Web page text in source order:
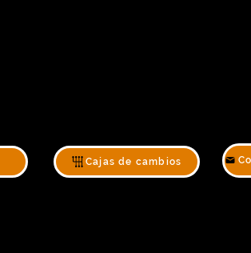
Cajas de cambios